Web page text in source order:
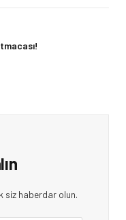
siz haberdar olun.